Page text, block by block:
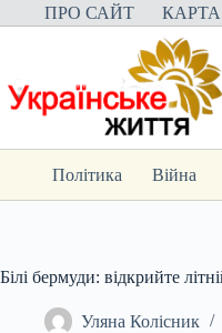
Перейти
до
ПРО САЙТ
Політика Війна
Білі бермуди: відкрийте
Уляна Колісник